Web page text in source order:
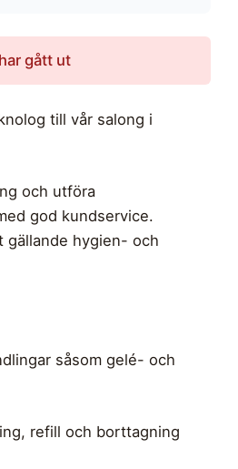
gått ut
till vår salong i
och utföra
god kundservice.
hygien- och
såsom gelé- och
refill och borttagning